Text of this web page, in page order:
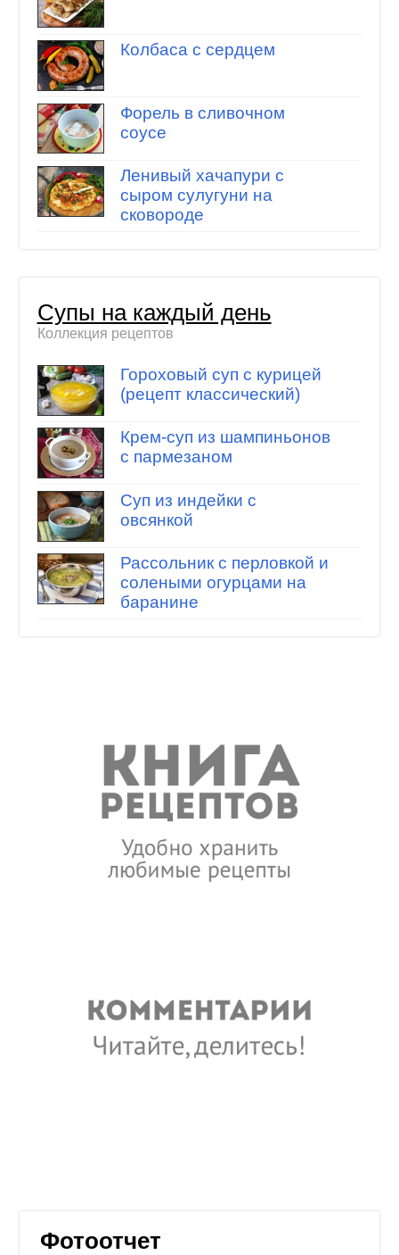
Колбаса с сердцем
Форель в сливочном
соусе
Ленивый хачапури с
сыром сулугуни на
сковороде
Супы на каждый день
Коллекция рецептов
Гороховый суп с курицей
(рецепт классический)
Крем-суп из шампиньонов
с пармезаном
Суп из индейки с
овсянкой
Рассольник с перловкой и
солеными огурцами на
баранине
Фотоотчет